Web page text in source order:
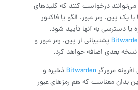
درخواست کنند که کلیدهای
یک پین، رمز عبور، الگو یا فاکتور
یا دسترسی به آنها تأیید شود.
Password Manager پشتیبانی از پین، رمز عبور و
نسخه بعدی اضافه خواهد کرد.
مرورگر Bitwarden ذخیره و
بدان معناست که هم رمزهای عبور